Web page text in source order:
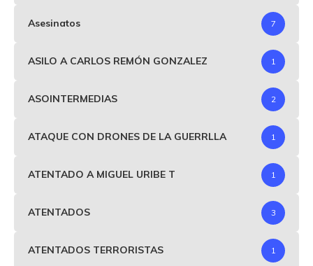
Asesinatos 7
ASILO A CARLOS REMÓN GONZALEZ 1
ASOINTERMEDIAS 2
ATAQUE CON DRONES DE LA GUERRLLA 1
ATENTADO A MIGUEL URIBE T 1
ATENTADOS 3
ATENTADOS TERRORISTAS 1